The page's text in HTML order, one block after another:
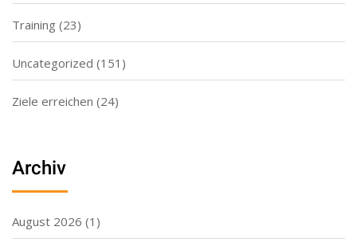
Training (23)
Uncategorized (151)
Ziele erreichen (24)
Archiv
August 2026 (1)